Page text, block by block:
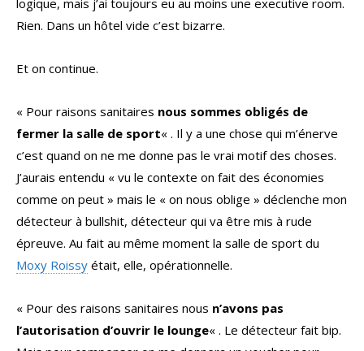
logique, mais j’ai toujours eu au moins une executive room.
Rien. Dans un hôtel vide c’est bizarre.
Et on continue.
« Pour raisons sanitaires nous sommes obligés de
fermer la salle de sport« . Il y a une chose qui m’énerve
c’est quand on ne me donne pas le vrai motif des choses.
J’aurais entendu « vu le contexte on fait des économies
comme on peut » mais le « on nous oblige » déclenche mon
détecteur à bullshit, détecteur qui va être mis à rude
épreuve. Au fait au même moment la salle de sport du
Moxy Roissy était, elle, opérationnelle.
« Pour des raisons sanitaires nous n’avons pas
l’autorisation d’ouvrir le lounge« . Le détecteur fait bip.